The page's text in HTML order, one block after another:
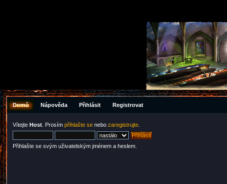
Domů Nápověda Přihlásit Registrovat
Vítejte Host . Prosím přihlašte se nebo zaregistrujte
Přihlašte se svým uživatelským jménem a heslem.